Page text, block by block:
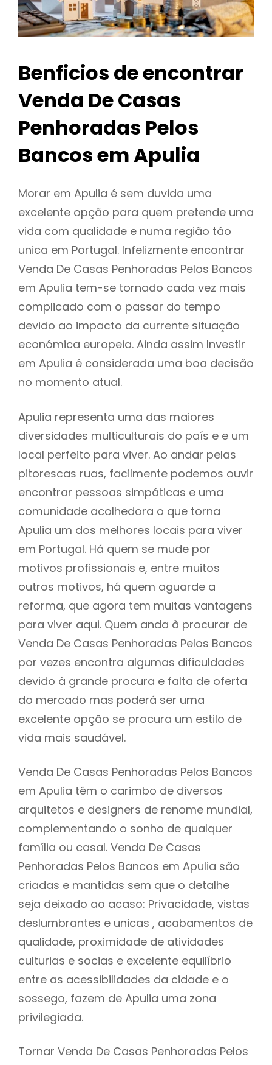
Benficios de encontrar
Venda De Casas
Penhoradas Pelos
Bancos em Apulia
Morar em Apulia é sem duvida uma
excelente opção para quem pretende uma
vida com qualidade e numa região táo
unica em Portugal. Infelizmente encontrar
Venda De Casas Penhoradas Pelos Bancos
em Apulia tem-se tornado cada vez mais
complicado com o passar do tempo
devido ao impacto da currente situação
económica europeia. Ainda assim Investir
em Apulia é considerada uma boa decisão
no momento atual.
Apulia representa uma das maiores
diversidades multiculturais do país e e um
local perfeito para viver. Ao andar pelas
pitorescas ruas, facilmente podemos ouvir
encontrar pessoas simpáticas e uma
comunidade acolhedora o que torna
Apulia um dos melhores locais para viver
em Portugal. Há quem se mude por
motivos profissionais e, entre muitos
outros motivos, há quem aguarde a
reforma, que agora tem muitas vantagens
para viver aqui. Quem anda à procurar de
Venda De Casas Penhoradas Pelos Bancos
por vezes encontra algumas dificuldades
devido à grande procura e falta de oferta
do mercado mas poderá ser uma
excelente opção se procura um estilo de
vida mais saudável.
Venda De Casas Penhoradas Pelos Bancos
em Apulia têm o carimbo de diversos
arquitetos e designers de renome mundial,
complementando o sonho de qualquer
família ou casal. Venda De Casas
Penhoradas Pelos Bancos em Apulia são
criadas e mantidas sem que o detalhe
seja deixado ao acaso: Privacidade, vistas
deslumbrantes e unicas , acabamentos de
qualidade, proximidade de atividades
culturias e socias e excelente equilíbrio
entre as acessibilidades da cidade e o
sossego, fazem de Apulia uma zona
privilegiada.
Tornar Venda De Casas Penhoradas Pelos